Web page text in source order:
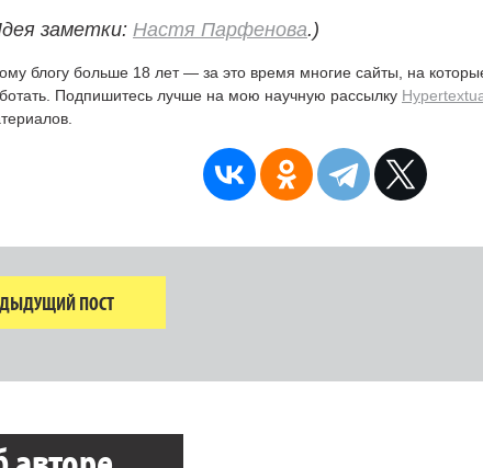
заметки: Настя Парфенова.)
блогу больше 18 лет — за это время многие сайты, на
Подпишитесь лучше на мою научную рассылку
ПОСТ